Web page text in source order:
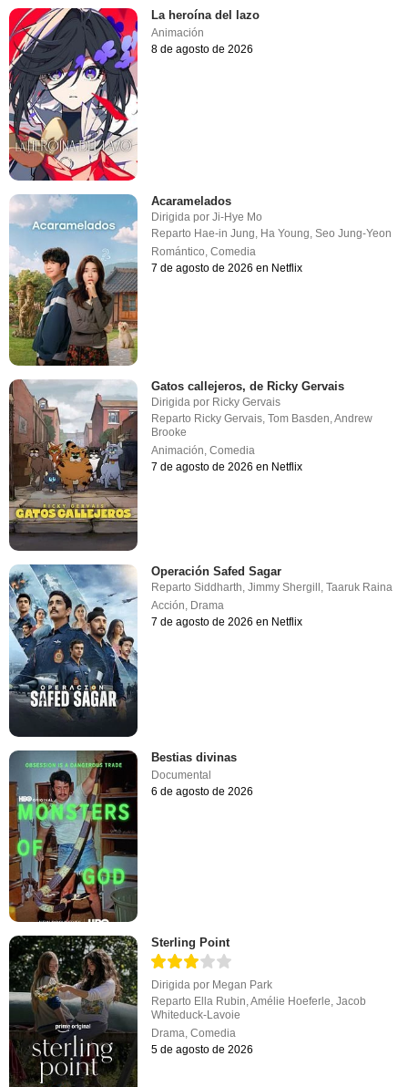
La heroína del lazo
Animación
8 de agosto de 2026
Acaramelados
Dirigida porJi-Hye Mo
Reparto Hae-in Jung Ha Young ,Seo Jung-Yeon
Romántico ,Comedia
7 de agosto de 2026 en Netflix
Gatos callejeros, de Ricky Gervais
Dirigida por Ricky Gervais
Reparto Ricky Gervais,Tom Basden,Andrew
Brooke
Animación,Comedia
7 de agosto de 2026 en Netflix
Operación Safed Sagar
RepartoSiddharth,Jimmy Shergill ,Taaruk Raina
Acción, Drama
7 de agosto de 2026 en Netflix
Bestias divinas
Documental
6 de agosto de 2026
Sterling Point
Dirigida por Megan Park
Reparto Ella Rubin,Amélie Hoeferle,Jacob
Whiteduck-Lavoie
Drama,Comedia
5 de agosto de 2026